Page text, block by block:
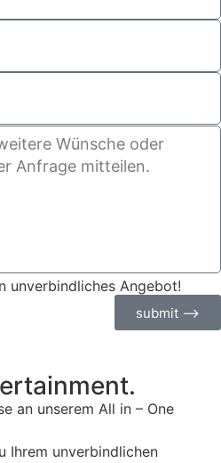
unverbindliches Angebot!
submit ⟶
an unserem All in – One
Ihrem unverbindlichen